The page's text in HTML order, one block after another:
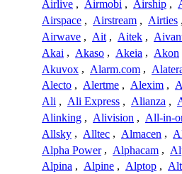
Airlive , Airmobi , Airship ,
Airspace , Airstream , Airties ,
Airwave , Ait , Aitek ,
Akai , Akaso , Akeia , Akon
Akuvox , Alarm.com ,
Alecto , Alertme , Alexim ,
Ali , Ali Express , Alianza ,
Alinking , Alivision , All-in-
Allsky , Alltec , Almacen ,
Alpha Power , Alphacam ,
Alpina , Alpine , Alptop ,